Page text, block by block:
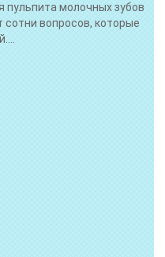
молочных зубов
вопросов, которые